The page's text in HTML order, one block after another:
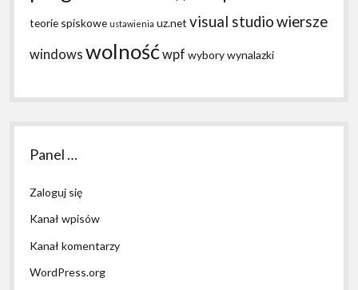
teorie spiskowe ustawienia uz.net visual studiowiersze
windows wolnośćwpf wyborywynalazki
Panel …
Zaloguj się
Kanał wpisów
Kanał komentarzy
WordPress.org